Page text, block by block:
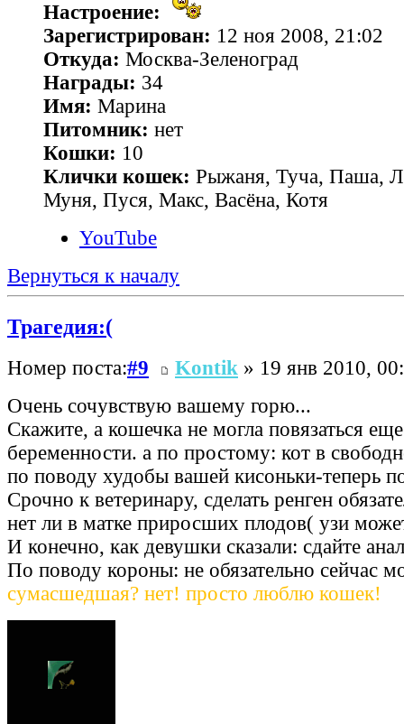
Настроение:
Зарегистрирован: 12 ноя 2008, 21:02
Откуда: Москва-Зеленоград
Награды: 34
Имя: Марина
Питомник: нет
Кошки: 10
Клички кошек: Рыжаня, Туча, Паша,
Муня, Пуся, Макс, Васёна, Котя
YouTube
Вернуться к началу
Трагедия:(
Номер поста:#9 Kontik » 19 янв 2010,
Очень сочувствую вашему горю...
Скажите, а кошечка не могла повязаться
беременности. а по простому: кот в
по поводу худобы вашей кисоньки-теперь
Срочно к ветеринару, сделать ренген
нет ли в матке приросших плодов( узи
И конечно, как девушки сказали: сдайте
По поводу короны: не обязательно сейчас
сумасшедшая? нет! просто люблю кошек!